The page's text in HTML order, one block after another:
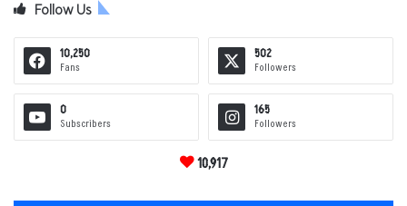
Follow Us
10,250
Fans
502
Followers
0
Subscribers
165
Followers
10,917